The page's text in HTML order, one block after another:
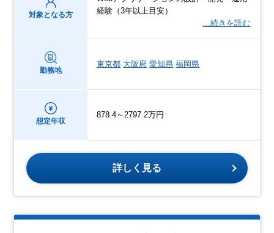
対象となる方
経験（3年以上目安）
…続きを読む
勤務地
東京都 大阪府 愛知県 福岡県
想定年収
878.4～2797.2万円
詳しく見る